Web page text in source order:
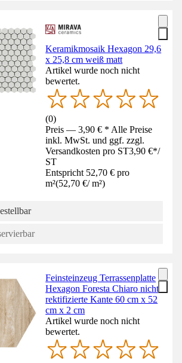
Keramikmosaik Hexagon 29,6
x 25,8 cm weiß matt
Artikel wurde noch nicht
bewertet.
(0)
Preis — 3,90 € * Alle Preise
inkl. MwSt. und ggf. zzgl.
Versandkosten pro ST3,90 €*/
ST
Entspricht 52,70 € pro
m²(52,70 €/ m²)
Feinsteinzeug Terrassenplatte
Hexagon Foresta Chiaro nicht
rektifizierte Kante 60 cm x 52
cm x 2 cm
Artikel wurde noch nicht
bewertet.